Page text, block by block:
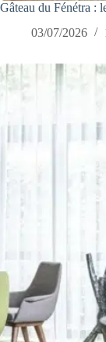
Gâteau du Fénétra :
03/07/2026